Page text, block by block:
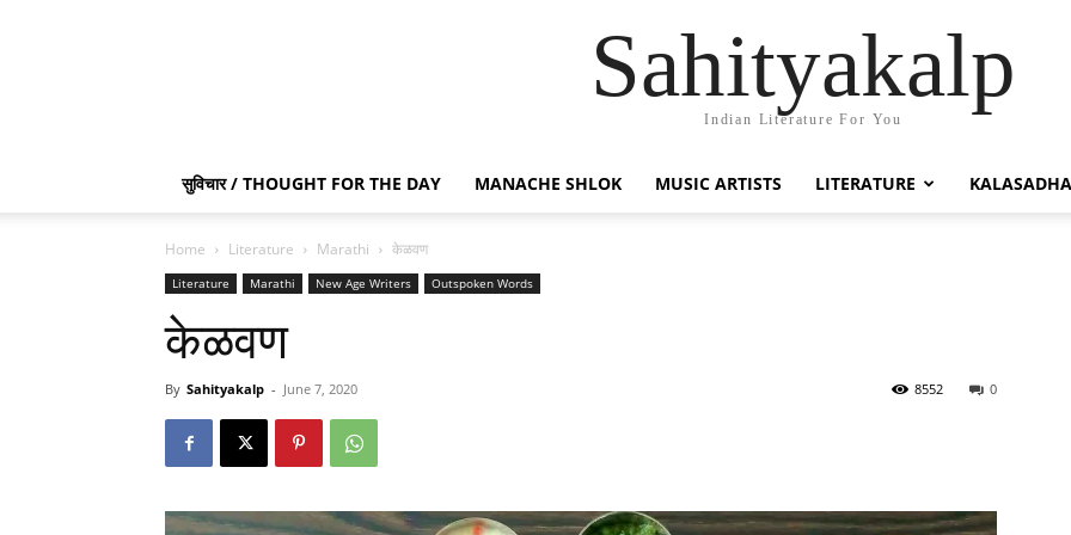
Sahityakalp
Indian Literature For You
सुविचार / THOUGHT FOR THE DAY MANACHE SHLOK MUSIC ARTISTS LITERATURE
Home Literature Marathi केळवण
Literature Marathi New Age Writers Outspoken Words
केळवण
By Sahityakalp - June 7, 2020 0
8552